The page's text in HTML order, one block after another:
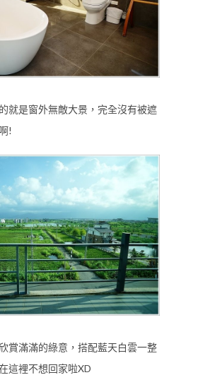
就是窗外無敵大景，完全沒有被遮
!
賞滿滿的綠意，搭配藍天白雲一整
這裡不想回家啦XD